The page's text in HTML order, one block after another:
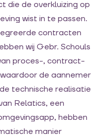
die de overkluizing op
wist in te passen.
contracten
wij Gebr. Schouls
proces-, contract-
de aannemer
technische realisatie
Relatics, een
hebben
manier